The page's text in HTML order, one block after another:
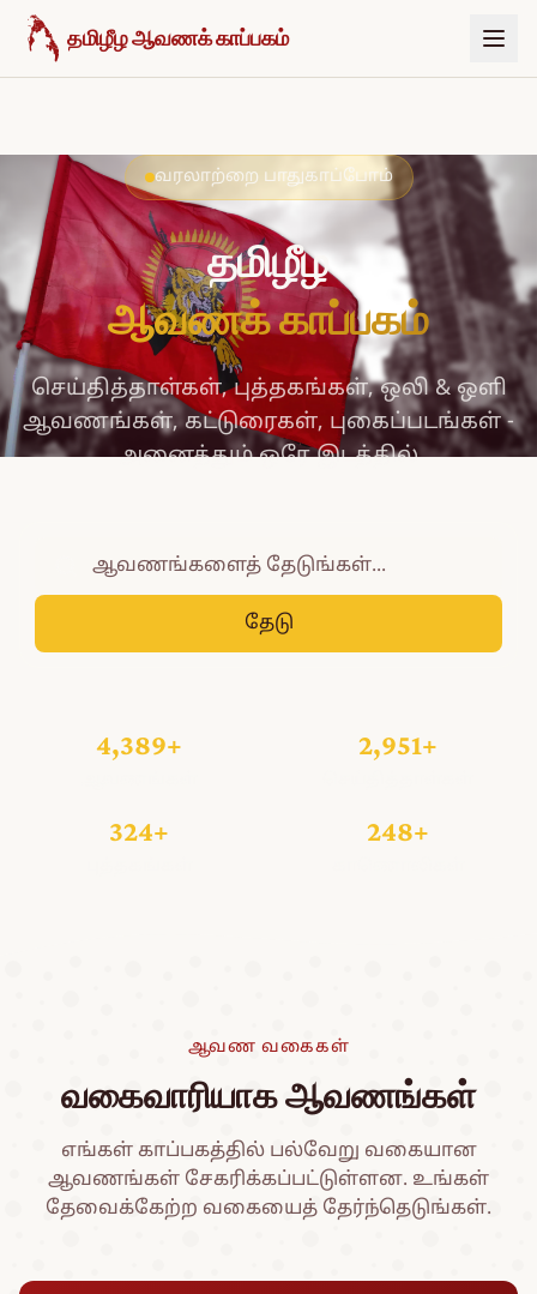
உள்ளடக்கத்திற்குச் செல்க
தமிழீழ ஆவணக் காப்பகம்
வரலாற்றை பாதுகாப்போம்
தமிழீழ
ஆவணக் காப்பகம்
செய்தித்தாள்கள், புத்தகங்கள், ஒலி & ஒளி
ஆவணங்கள், கட்டுரைகள், புகைப்படங்கள் -
அனைத்தும் ஒரே இடத்தில்
தேடு
4,389+ 2,951+
324+ 248+
ஆவண வகைகள்
வகைவாரியாக ஆவணங்கள்
எங்கள் காப்பகத்தில் பல்வேறு வகையான
ஆவணங்கள் சேகரிக்கப்பட்டுள்ளன. உங்கள்
தேவைக்கேற்ற வகையைத் தேர்ந்தெடுங்கள்.